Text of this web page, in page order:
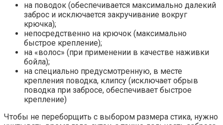
на поводок (обеспечивается максимально далекий
заброс и исключается закручивание вокруг
крючка);
непосредственно на крючок (максимально
быстрое крепление);
на «волос» (при применении в качестве наживки
бойла);
на специально предусмотренную, в месте
крепления поводка, клипсу (исключает обрыв
поводка при забросе, обеспечивает быстрое
крепление)
Чтобы не переборщить с выбором размера стика, нужно